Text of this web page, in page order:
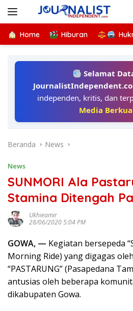
Home Hiburan
Selamat
independen, kritis, dan
Media
Beranda News
News
SUNMORI Ala
Stamina Ditengah
Ukhieamir
28/06/2020 5:04 PM
GOWA, — Kegiatan bersepeda
Morning Ride) yang digagas
“PASTARUNG” (Pasapedana
antusias oleh beberapa
dikabupaten Gowa.